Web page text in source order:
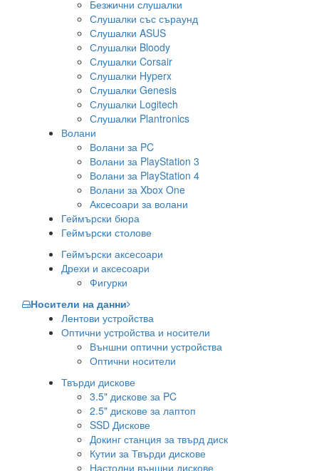
Безжични слушалки
Слушалки със съраунд
Слушалки ASUS
Слушалки Bloody
Слушалки Corsair
Слушалки Hyperx
Слушалки Genesis
Слушалки Logitech
Слушалки Plantronics
Волани
Волани за PC
Волани за PlayStation 3
Волани за PlayStation 4
Волани за Xbox One
Аксесоари за волани
Геймърски бюра
Геймърски столове
Геймърски аксесоари
Дрехи и аксесоари
Фигурки
Носители на данни
Лентови устройства
Оптични устройства и носители
Външни оптични устройства
Оптични носители
Твърди дискове
3.5" дискове за PC
2.5" дискове за лаптоп
SSD Дискове
Докинг станция за твърд диск
Кутии за Твърди дискове
Настолни външни дискове